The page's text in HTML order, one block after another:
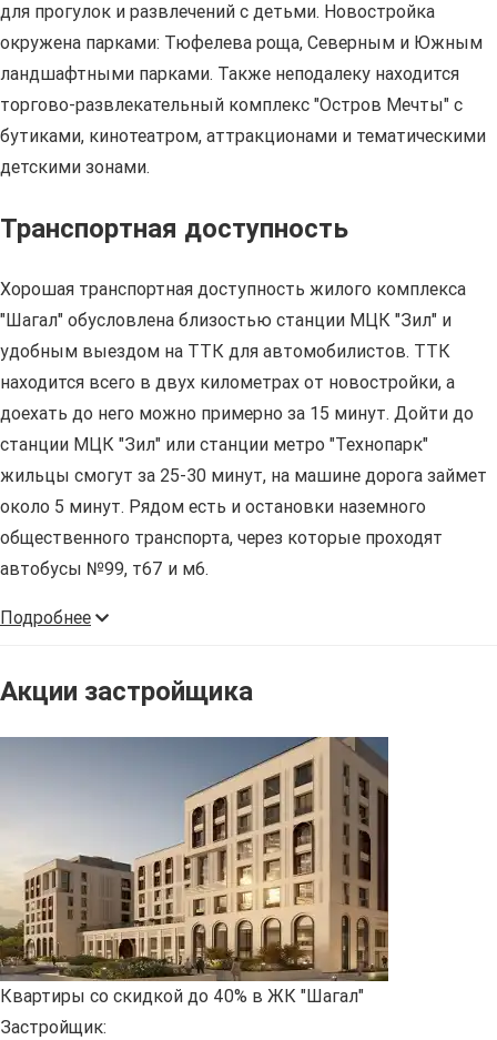
для прогулок и развлечений с детьми. Новостройка
окружена парками: Тюфелева роща, Северным и Южным
ландшафтными парками. Также неподалеку находится
торгово-развлекательный комплекс "Остров Мечты" с
бутиками, кинотеатром, аттракционами и тематическими
детскими зонами.
Транспортная доступность
Хорошая транспортная доступность жилого комплекса
"Шагал" обусловлена близостью станции МЦК "Зил" и
удобным выездом на ТТК для автомобилистов. ТТК
находится всего в двух километрах от новостройки, а
доехать до него можно примерно за 15 минут. Дойти до
станции МЦК "Зил" или станции метро "Технопарк"
жильцы смогут за 25-30 минут, на машине дорога займет
около 5 минут. Рядом есть и остановки наземного
общественного транспорта, через которые проходят
автобусы №99, т67 и м6.
Подробнее
Акции застройщика
Квартиры со скидкой до 40% в ЖК "Шагал"
Застройщик: